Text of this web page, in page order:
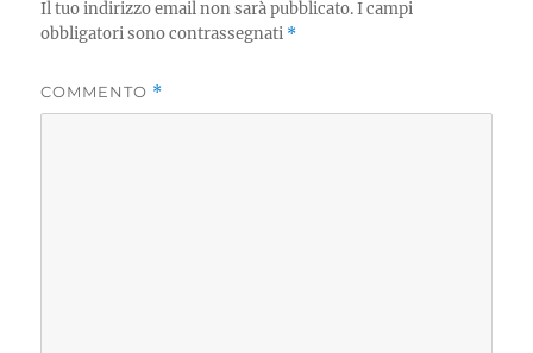
Il tuo indirizzo email non sarà pubblicato. I campi
obbligatori sono contrassegnati *
COMMENTO *